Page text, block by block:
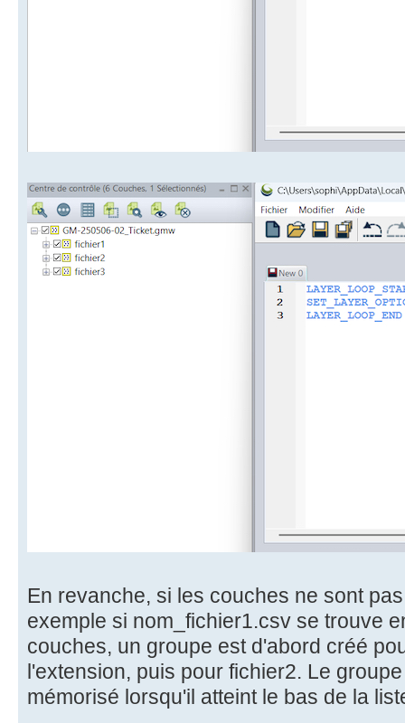
En revanche, si les couches ne sont
exemple si nom_fichier1.csv se trouve
couches, un groupe est d'abord créé
l'extension, puis pour fichier2. Le
mémorisé lorsqu'il atteint le bas de la